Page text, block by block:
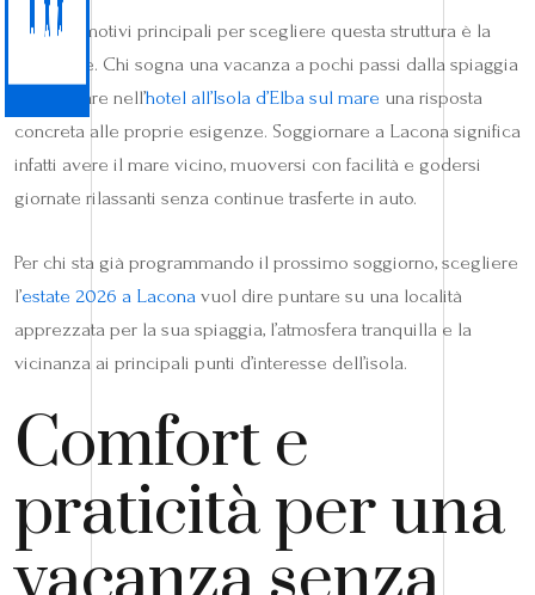
Uno dei motivi principali per scegliere questa struttura è la
posizione. Chi sogna una vacanza a pochi passi dalla spiaggia
può trovare nell’hotel all’Isola d’Elba sul mare una risposta
concreta alle proprie esigenze. Soggiornare a Lacona significa
infatti avere il mare vicino, muoversi con facilità e godersi
giornate rilassanti senza continue trasferte in auto.
Per chi sta già programmando il prossimo soggiorno, scegliere
l’estate 2026 a Lacona vuol dire puntare su una località
apprezzata per la sua spiaggia, l’atmosfera tranquilla e la
vicinanza ai principali punti d’interesse dell’isola.
Comfort e
praticità per una